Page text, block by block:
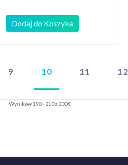
Dodaj do Koszyka
9 10 11 12
Wyników 190 - 210 z 2008